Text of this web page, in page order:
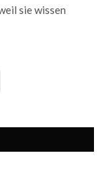
sie wissen